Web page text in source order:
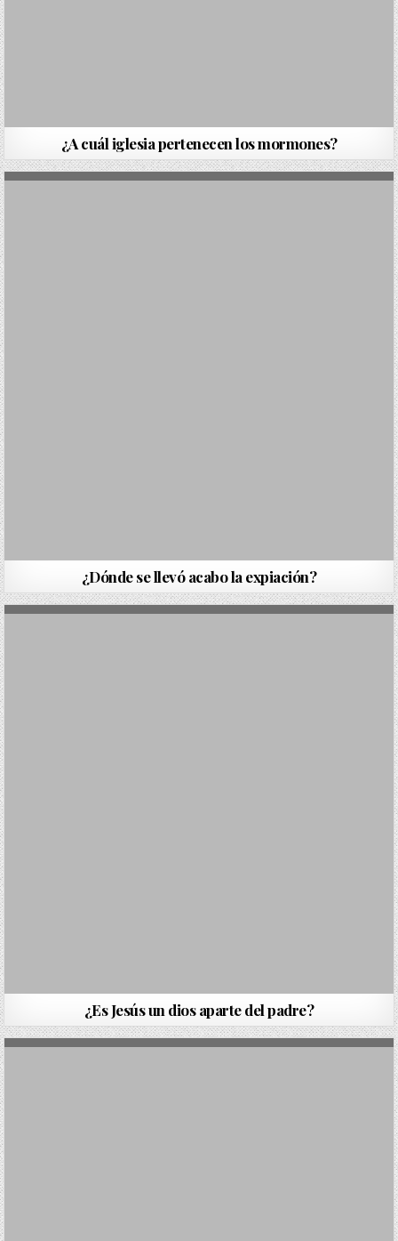
¿A cuál iglesia pertenecen los mormones?
¿Dónde se llevó acabo la expiación?
¿Es Jesús un dios aparte del padre?